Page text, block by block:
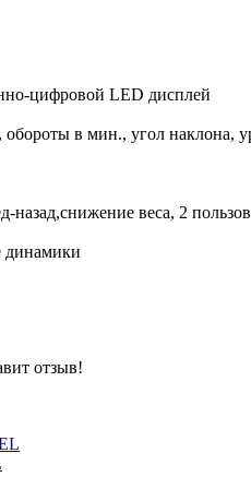
цифровой LED дисплей
в мин., угол наклона,
веса, 2
динамики
отзыв!